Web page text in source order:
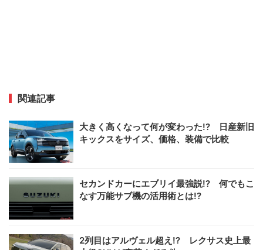
関連記事
大きく高くなって何が変わった!? 日産新旧
キックスをサイズ、価格、装備で比較
セカンドカーにエブリイ最強説!? 何でもこ
なす万能サブ機の活用術とは!?
2列目はアルヴェル超え!? レクサス史上最